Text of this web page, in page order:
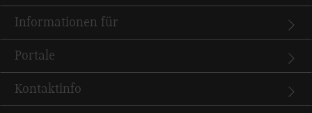
Informationen für
Portale
Kontaktinfo